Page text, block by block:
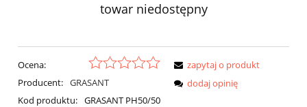
towar niedostępny
Ocena:
Producent: GRASANT
Kod produktu: GRASANT PH50/50
zapytaj o produkt
dodaj opinię